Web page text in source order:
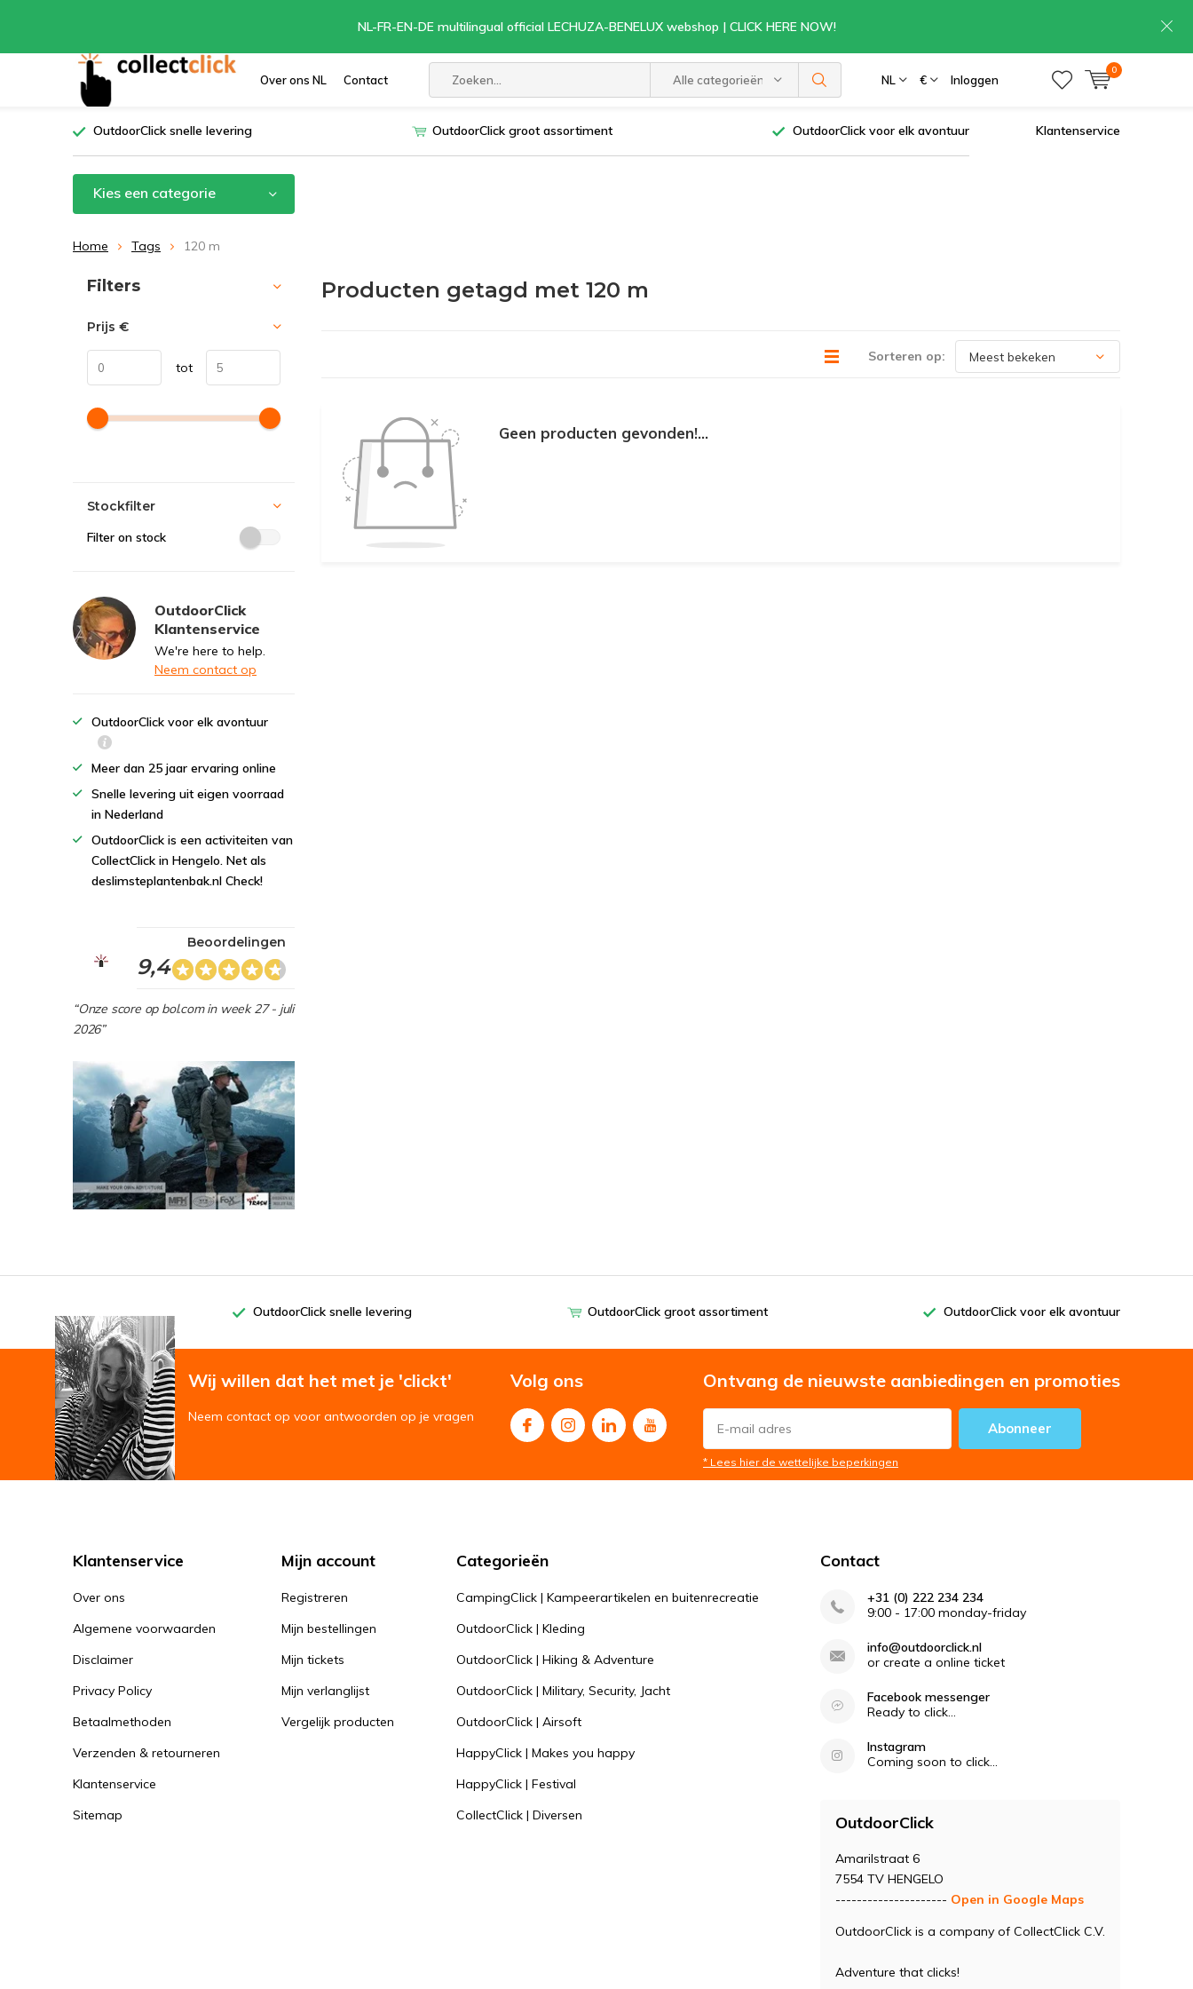
Over ons NL Contact Alle categorieën NL € Inloggen
0
NL-FR-EN-DE multilingual official LECHUZA-BENELUX webshop | CLICK HERE NOW!
OutdoorClick snelle levering OutdoorClick groot assortiment OutdoorClick voor elk avontuur Klantenservice
Kies een categorie
Home Tags 120 m
Producten getagd met 120 m
Sorteren op:
Geen producten gevonden!...
Sorteren op:
Filters
Prijs €
tot
Stockfilter
Filter on stock
OutdoorClick
Klantenservice
We're here to help.
Neem contact op
OutdoorClick voor elk avontuur
Meer dan 25 jaar ervaring online
Snelle levering uit eigen voorraad
in Nederland
OutdoorClick is een activiteiten van
CollectClick in Hengelo. Net als
deslimsteplantenbak.nl Check!
9,4
Beoordelingen
“Onze score op bol.com in week 27 - juli
2026”
OutdoorClick snelle levering OutdoorClick groot assortiment OutdoorClick voor elk avontuur
Wij willen dat het met je 'clickt'
Neem contact op voor antwoorden op je vragen
Volg ons Ontvang de nieuwste aanbiedingen en promoties
Abonneer
* Lees hier de wettelijke beperkingen
Klantenservice
Over ons
Algemene voorwaarden
Disclaimer
Privacy Policy
Betaalmethoden
Verzenden & retourneren
Klantenservice
Sitemap
Mijn account
Registreren
Mijn bestellingen
Mijn tickets
Mijn verlanglijst
Vergelijk producten
Categorieën
CampingClick | Kampeerartikelen en buitenrecreatie
OutdoorClick | Kleding
OutdoorClick | Hiking & Adventure
OutdoorClick | Military, Security, Jacht
OutdoorClick | Airsoft
HappyClick | Makes you happy
HappyClick | Festival
CollectClick | Diversen
Contact
+31 (0) 222 234 234
9:00 - 17:00 monday-friday
info@outdoorclick.nl
or create a online ticket
Facebook messenger
Ready to click...
Instagram
Coming soon to click...
OutdoorClick
Amarilstraat 6
7554 TV HENGELO
--------------------- Open in Google Maps
OutdoorClick is a company of CollectClick C.V.
Adventure that clicks!